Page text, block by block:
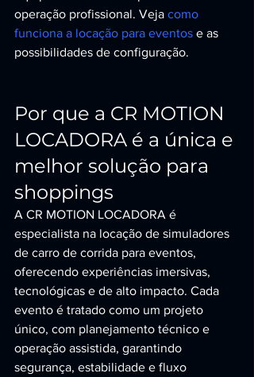
operação profissional. Veja como
funciona a locação para eventos e as
possibilidades de configuração.
Por que a CR MOTION
LOCADORA é a única e
melhor solução para
shoppings
A CR MOTION LOCADORA é
especialista na locação de simuladores
de carro de corrida para eventos,
oferecendo experiências imersivas,
tecnológicas e de alto impacto. Cada
evento é tratado como um projeto
único, com planejamento técnico e
operação assistida, garantindo
segurança, estabilidade e fluxo